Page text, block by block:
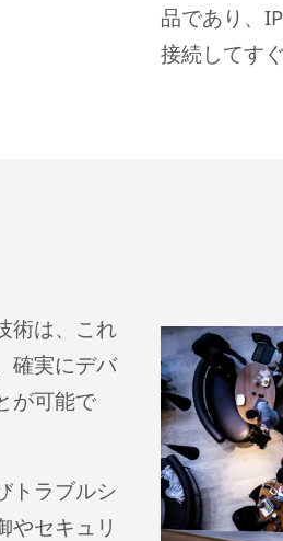
品であり、
接続してす
術は、これ
確実にデバ
が可能で
トラブルシ
やセキュリ